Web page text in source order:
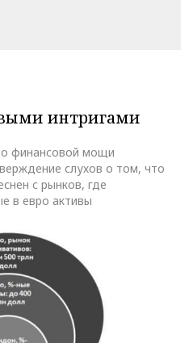
интригами
финансовой мощи
слухов о том, что
с рынков, где
в евро активы